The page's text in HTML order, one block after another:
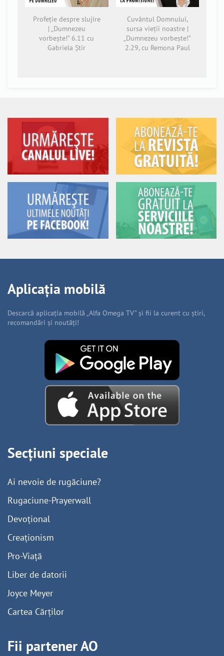
Profeție despre slujire
| „Dumnezeu
vorbește!” 6.11 cu
Gabriela Știr
Cuvântul Domnului,
sursa vieții noastre |
„Dumnezeu vorbește!”
2.29, cu Remona Paul
Aplicația mobilă
Descarcă aplicația mobilă „Alfa Omega TV” și fii la curent cu știri,
recomandări și noutăți!
Secțiuni speciale
Ai nevoie de rugăciune?
Rugaciune-Prayerwall
Devoțional
Creaționism
Pro-Viață
Liber de datorii
Joyce Meyer
Cartea Cărților
Fii partener AO